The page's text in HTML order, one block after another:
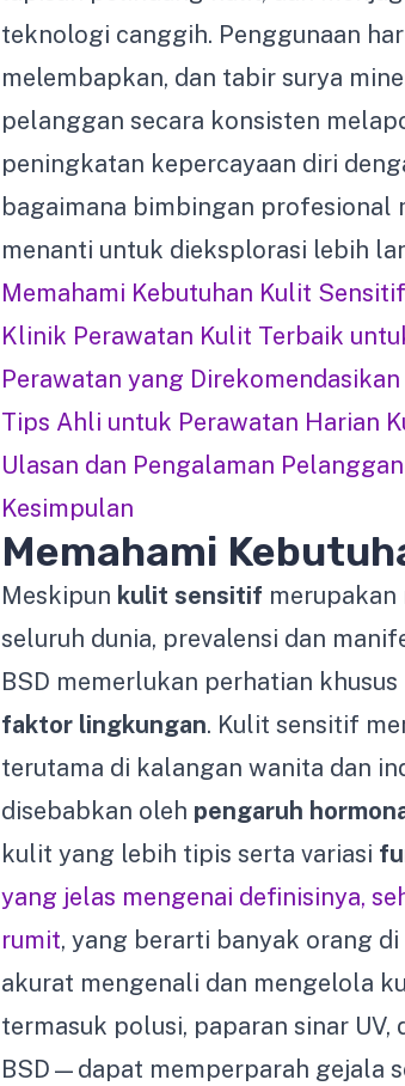
teknologi canggih. Penggunaan
melembapkan, dan tabir surya
pelanggan secara konsisten
peningkatan kepercayaan diri
bagaimana bimbingan profesional
menanti untuk dieksplorasi lebih
Memahami Kebutuhan Kulit
Klinik Perawatan Kulit Terbaik
Perawatan yang
Tips Ahli untuk Perawatan Harian
Ulasan dan Pengalaman
Kesimpulan
Memahami
Meskipun kulit sensitif
seluruh dunia, prevalensi dan
BSD memerlukan perhatian
faktor lingkungan. Kulit sensitif
terutama di kalangan wanita dan
disebabkan oleh pengaruh
kulit yang lebih tipis serta variasi
yang jelas mengenai definisinya,
rumit, yang berarti banyak orang
akurat mengenali dan mengelola
termasuk polusi, paparan sinar
BSD—dapat memperparah gejala